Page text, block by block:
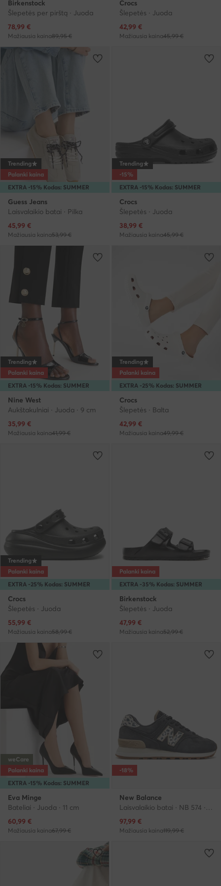
Birkenstock
Šlepetės per pirštą · Juoda
Dabartinė kaina
78,99 €
Mažiausia kaina89,95 €
Crocs
Šlepetės · Juoda
Dabartinė kaina
42,99 €
Mažiausia kaina45,99 €
EXTRA -15% Kodas: SUMMER
Trending
Palanki kaina
Guess Jeans
Laisvalaikio batai · Pilka
Dabartinė kaina
45,99 €
Mažiausia kaina53,99 €
EXTRA -15% Kodas: SUMMER
Trending
-15%
Crocs
Šlepetės · Juoda
Dabartinė kaina
38,99 €
Mažiausia kaina45,99 €
EXTRA -15% Kodas: SUMMER
Trending
Palanki kaina
Nine West
Aukštakulniai · Juoda · 9 cm
Dabartinė kaina
35,99 €
Mažiausia kaina41,99 €
EXTRA -25% Kodas: SUMMER
Trending
Palanki kaina
Crocs
Šlepetės · Balta
Dabartinė kaina
42,99 €
Mažiausia kaina49,99 €
EXTRA -25% Kodas: SUMMER
Trending
Palanki kaina
Crocs
Šlepetės · Juoda
Dabartinė kaina
55,99 €
Mažiausia kaina58,99 €
EXTRA -35% Kodas: SUMMER
Palanki kaina
Birkenstock
Šlepetės · Juoda
Dabartinė kaina
47,99 €
Mažiausia kaina52,99 €
EXTRA -15% Kodas: SUMMER
weCare
Palanki kaina
Eva Minge
Bateliai · Juoda · 11 cm
Dabartinė kaina
60,99 €
Mažiausia kaina67,99 €
-18%
New Balance
Laisvalaikio batai · NB 574 · Juoda
Dabartinė kaina
97,99 €
Mažiausia kaina119,99 €